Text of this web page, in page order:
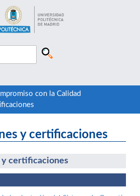
con la Calidad
y certificaciones
certificaciones